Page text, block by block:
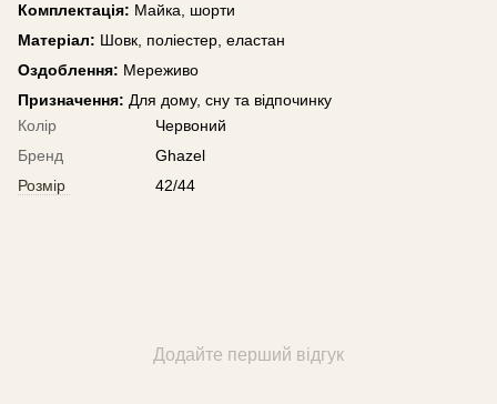
Комплектація: Майка, шорти
Матеріал: Шовк, поліестер, еластан
Оздоблення: Мереживо
Призначення: Для дому, сну та відпочинку
Колір
Червоний
Бренд
Ghazel
Розмір
42/44
Додайте перший відгук